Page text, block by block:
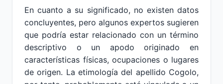
En cuanto a su significado, no existen datos
concluyentes, pero algunos expertos sugieren
que podría estar relacionado con un término
descriptivo o un apodo originado en
características físicas, ocupaciones o lugares
de origen. La etimología del apellido Cogolo,